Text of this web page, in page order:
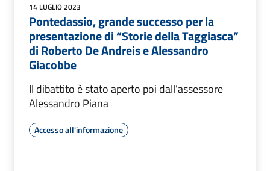
14 LUGLIO 2023
Pontedassio, grande successo per la
presentazione di “Storie della Taggiasca”
di Roberto De Andreis e Alessandro
Giacobbe
Il dibattito è stato aperto poi dall’assessore
Alessandro Piana
Accesso all'informazione